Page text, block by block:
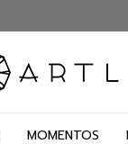
MOMENTOS